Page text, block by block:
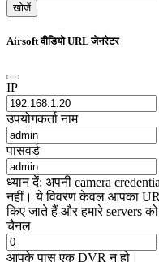
खोजें
Airsoft वीडियो URL जेनरेटर
IP
उपयोगकर्ता नाम
पासवर्ड
ध्यान दें: अपनी camera
नहीं। ये विवरण केवल आपका
किए जाते हैं और हमारे servers
चैनल
आपके पास एक DVR न हो।